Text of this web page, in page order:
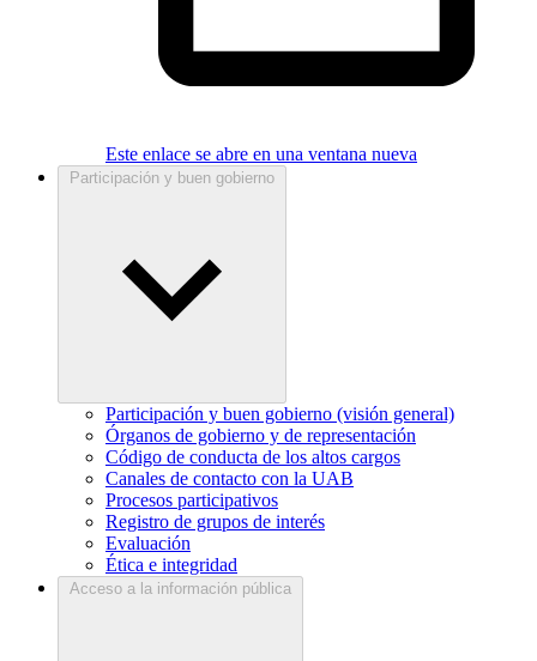
Este enlace se abre en una ventana nueva
Participación y buen gobierno
Participación y buen gobierno (visión general)
Órganos de gobierno y de representación
Código de conducta de los altos cargos
Canales de contacto con la UAB
Procesos participativos
Registro de grupos de interés
Evaluación
Ética e integridad
Acceso a la información pública